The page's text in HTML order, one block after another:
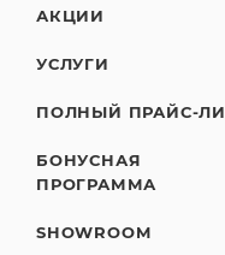
АКЦИИ
УСЛУГИ
ПОЛНЫЙ ПРАЙС-
БОНУСНАЯ
ПРОГРАММА
SHOWROOM